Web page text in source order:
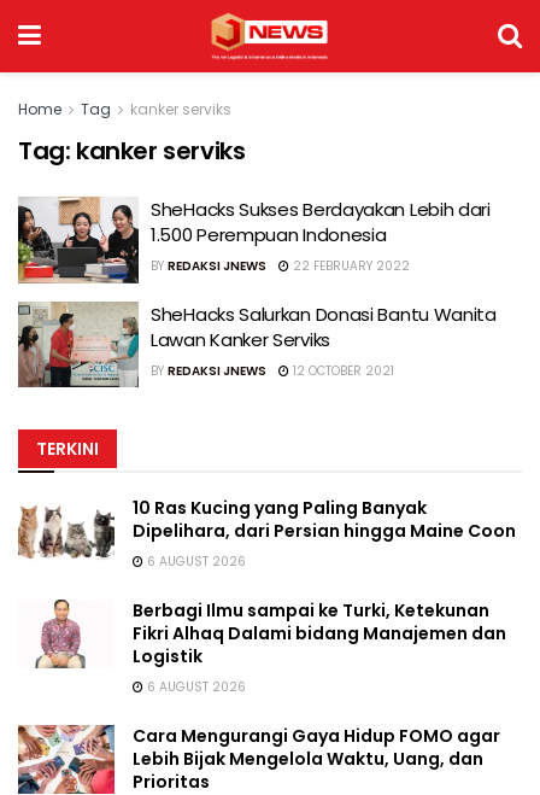
Home Tag kanker serviks
Tag: kanker serviks
SheHacks Sukses Berdayakan Lebih dari
1.500 Perempuan Indonesia
BY REDAKSI JNEWS 22 FEBRUARY 2022
SheHacks Salurkan Donasi Bantu Wanita
Lawan Kanker Serviks
BY REDAKSI JNEWS 12 OCTOBER 2021
TERKINI
10 Ras Kucing yang Paling Banyak
Dipelihara, dari Persian hingga Maine Coon
6 AUGUST 2026
Berbagi Ilmu sampai ke Turki, Ketekunan
Fikri Alhaq Dalami bidang Manajemen dan
Logistik
6 AUGUST 2026
Cara Mengurangi Gaya Hidup FOMO agar
Lebih Bijak Mengelola Waktu, Uang, dan
Prioritas